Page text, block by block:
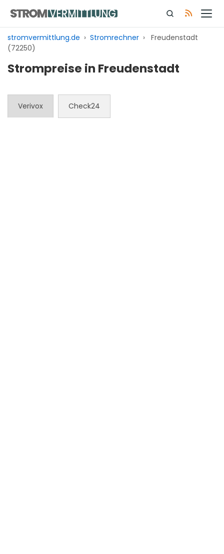
Inhalt
springen
stromvermittlung.de › Stromrechner › Freudenstadt
(72250)
Strompreise in Freudenstadt
Verivox Check24